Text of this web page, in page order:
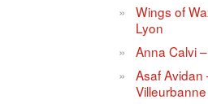
Wings of
Lyon
Anna Calvi
Asaf Avidan
Villeurbanne